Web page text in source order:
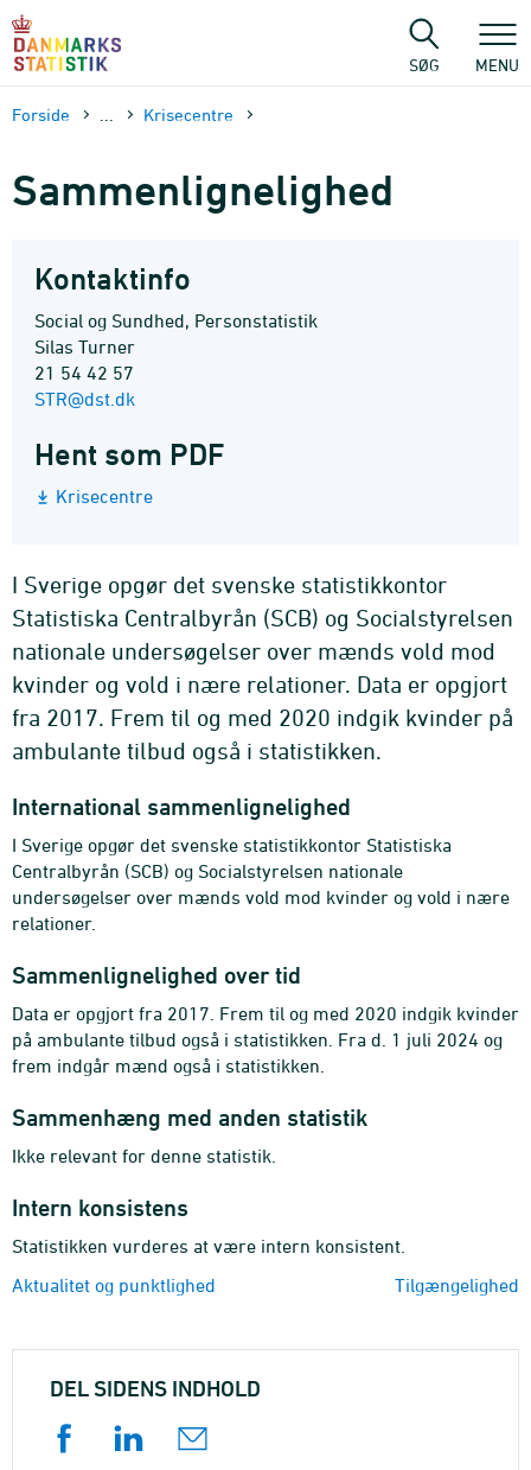
sidens
SØG MENU
Forside Krisecentre
Sammenlignelighed
Kontaktinfo
Social og Sundhed, Personstatistik
Silas Turner
21 54 42 57
STR@dst.dk
Hent som PDF
Krisecentre
I Sverige opgør det svenske statistikkontor
Statistiska Centralbyrån (SCB) og Socialstyrelsen
nationale undersøgelser over mænds vold mod
kvinder og vold i nære relationer. Data er opgjort
fra 2017. Frem til og med 2020 indgik kvinder på
ambulante tilbud også i statistikken.
International sammenlignelighed
I Sverige opgør det svenske statistikkontor Statistiska
Centralbyrån (SCB) og Socialstyrelsen nationale
undersøgelser over mænds vold mod kvinder og vold i nære
relationer.
Sammenlignelighed over tid
Data er opgjort fra 2017. Frem til og med 2020 indgik kvinder
på ambulante tilbud også i statistikken. Fra d. 1 juli 2024 og
frem indgår mænd også i statistikken.
Sammenhæng med anden statistik
Ikke relevant for denne statistik.
Intern konsistens
Statistikken vurderes at være intern konsistent.
Aktualitet og punktlighed
Tilgængelighed
DEL SIDENS INDHOLD